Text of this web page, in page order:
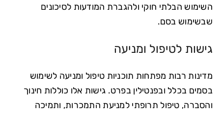
השימוש הבלתי חוקי ולהגברת המודעות לסיכונים
שבשימוש בסם.
גישות לטיפול ומניעה
מדינות רבות מפתחות תוכניות טיפול ומניעה לשימוש
בסמים בכלל ובפנטילין בפרט. גישות אלו כוללות חינוך
והסברה, טיפול תרופתי למניעת התמכרות, ותמיכה